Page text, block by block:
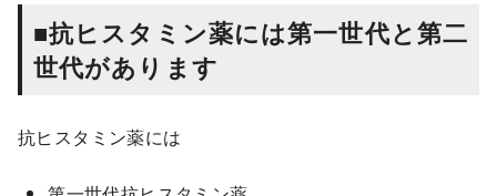
■抗ヒスタミン薬には第一世代と第二
世代があります
抗ヒスタミン薬には